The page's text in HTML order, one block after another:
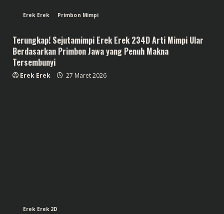
Erek Erek Primbon Mimpi
Terungkap! Sejutamimpi Erek Erek 234D Arti Mimpi Ular
Berdasarkan Primbon Jawa yang Penuh Makna
Tersembunyi
Erek Erek 27 Maret 2026
Erek Erek 2D